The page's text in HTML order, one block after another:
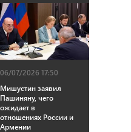
06/07/2026 17:50
Мишустин заявил
Пашиняну, чего
ожидает в
отношениях России и
Армении